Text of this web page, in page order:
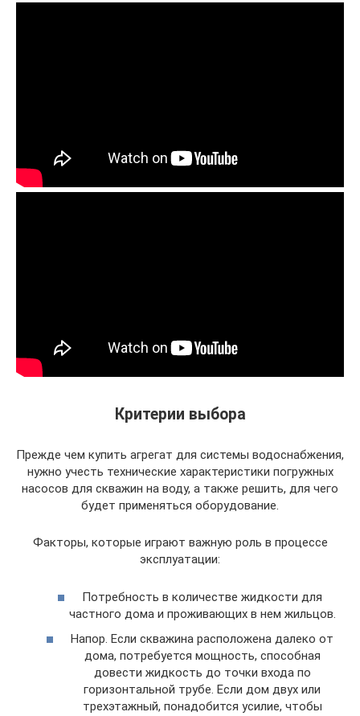
Критерии выбора
Прежде чем купить агрегат для системы водоснабжения,
нужно учесть технические характеристики погружных
насосов для скважин на воду, а также решить, для чего
будет применяться оборудование.
Факторы, которые играют важную роль в процессе
эксплуатации:
Потребность в количестве жидкости для
частного дома и проживающих в нем жильцов.
Напор. Если скважина расположена далеко от
дома, потребуется мощность, способная
довести жидкость до точки входа по
горизонтальной трубе. Если дом двух или
трехэтажный, понадобится усилие, чтобы